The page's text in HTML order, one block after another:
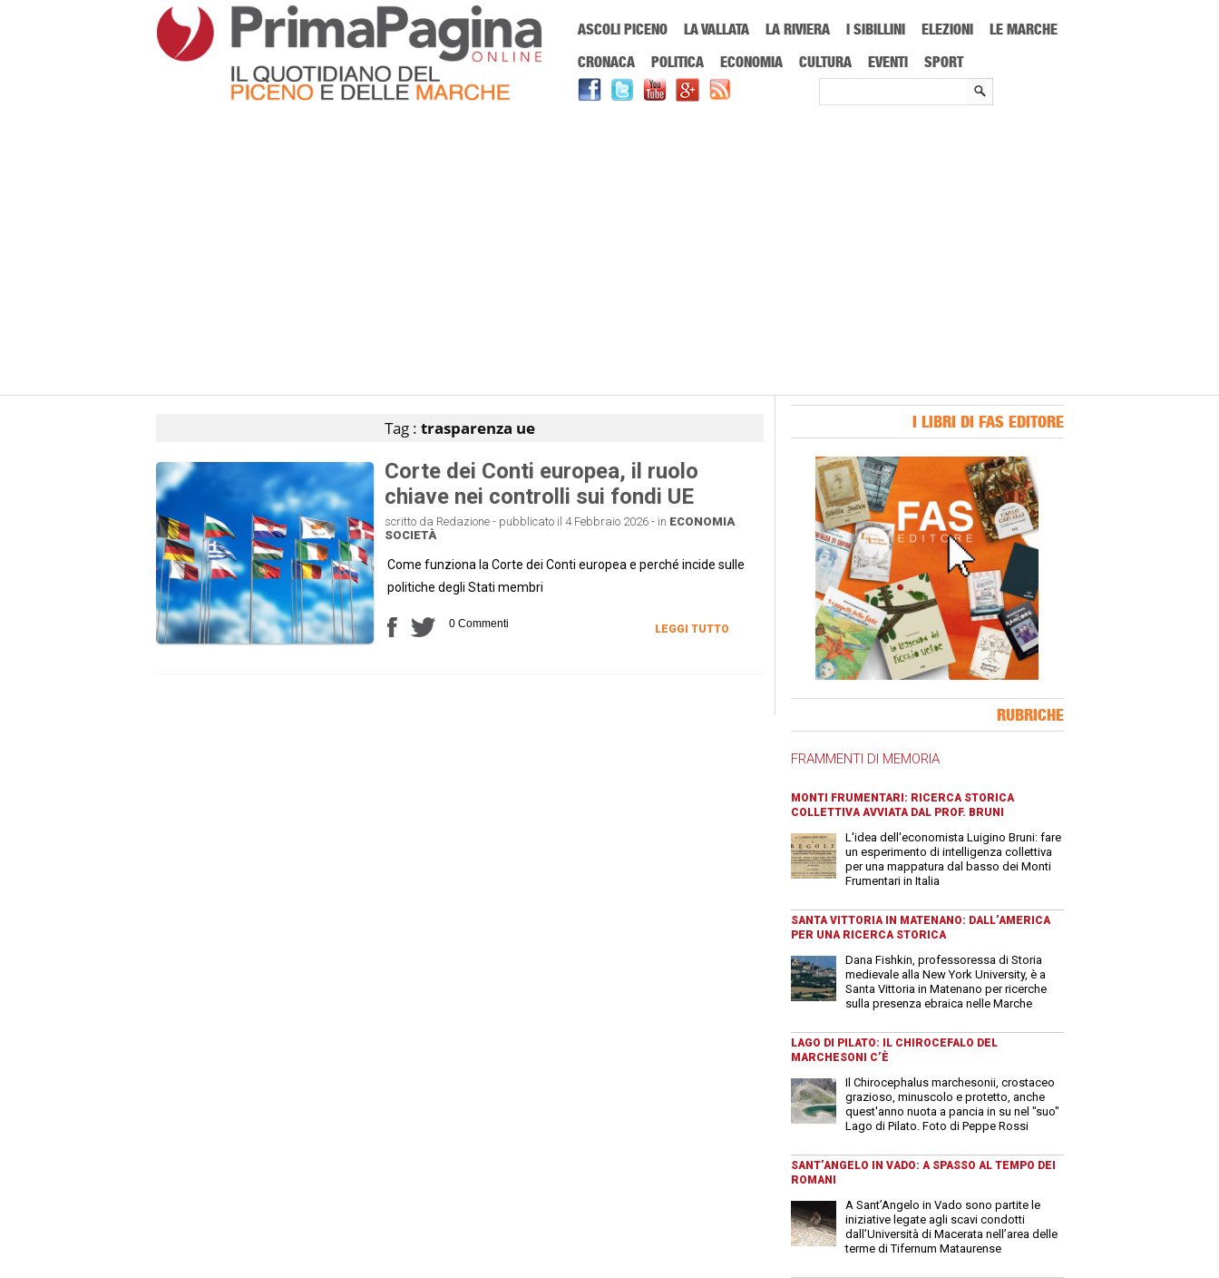
ASCOLI PICENO LA VALLATA LA RIVIERA I SIBILLINI ELEZIONI
LE MARCHE
CRONACA
POLITICA ECONOMIA CULTURA EVENTI SPORT
Tag : trasparenza ue
Corte dei Conti europea, il ruolo
chiave nei controlli sui fondi UE
scritto da Redazione - pubblicato il 4 Febbraio 2026 - in ECONOMIA
SOCIETÀ
Come funziona la Corte dei Conti europea e perché incide sulle
politiche degli Stati membri
0 Commenti LEGGI TUTTO
I LIBRI DI FAS EDITORE
RUBRICHE
FRAMMENTI DI MEMORIA
MONTI FRUMENTARI: RICERCA STORICA
COLLETTIVA AVVIATA DAL PROF. BRUNI
L'idea dell'economista Luigino Bruni: fare
un esperimento di intelligenza collettiva
per una mappatura dal basso dei Monti
Frumentari in Italia
SANTA VITTORIA IN MATENANO: DALL’AMERICA
PER UNA RICERCA STORICA
Dana Fishkin, professoressa di Storia
medievale alla New York University, è a
Santa Vittoria in Matenano per ricerche
sulla presenza ebraica nelle Marche
LAGO DI PILATO: IL CHIROCEFALO DEL
MARCHESONI C’È
Il Chirocephalus marchesonii, crostaceo
grazioso, minuscolo e protetto, anche
quest'anno nuota a pancia in su nel "suo"
Lago di Pilato. Foto di Peppe Rossi
SANT’ANGELO IN VADO: A SPASSO AL TEMPO DEI
ROMANI
A Sant’Angelo in Vado sono partite le
iniziative legate agli scavi condotti
dall’Università di Macerata nell’area delle
terme di Tifernum Mataurense